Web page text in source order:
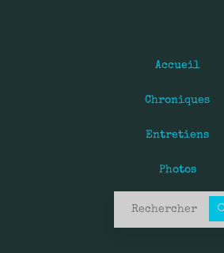
Accueil
Chroniques
Entretiens
Photos